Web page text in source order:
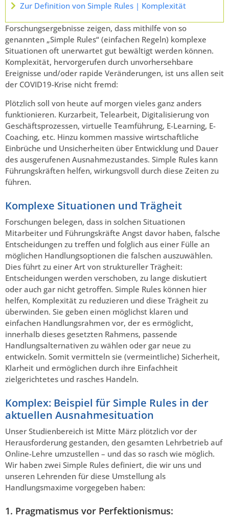
Zur Definition von Simple Rules | Komplexität
Forschungsergebnisse zeigen, dass mithilfe von so
genannten „Simple Rules“ (einfachen Regeln) komplexe
Situationen oft unerwartet gut bewältigt werden können.
Komplexität, hervorgerufen durch unvorhersehbare
Ereignisse und/oder rapide Veränderungen, ist uns allen seit
der COVID19-Krise nicht fremd:
Plötzlich soll von heute auf morgen vieles ganz anders
funktionieren. Kurzarbeit, Telearbeit, Digitalisierung von
Geschäftsprozessen, virtuelle Teamführung, E-Learning, E-
Coaching, etc. Hinzu kommen massive wirtschaftliche
Einbrüche und Unsicherheiten über Entwicklung und Dauer
des ausgerufenen Ausnahmezustandes. Simple Rules kann
Führungskräften helfen, wirkungsvoll durch diese Zeiten zu
führen.
Komplexe Situationen und Trägheit
Forschungen belegen, dass in solchen Situationen
Mitarbeiter und Führungskräfte Angst davor haben, falsche
Entscheidungen zu treffen und folglich aus einer Fülle an
möglichen Handlungsoptionen die falschen auszuwählen.
Dies führt zu einer Art von struktureller Trägheit:
Entscheidungen werden verschoben, zu lange diskutiert
oder auch gar nicht getroffen. Simple Rules können hier
helfen, Komplexität zu reduzieren und diese Trägheit zu
überwinden. Sie geben einen möglichst klaren und
einfachen Handlungsrahmen vor, der es ermöglicht,
innerhalb dieses gesetzten Rahmens, passende
Handlungsalternativen zu wählen oder gar neue zu
entwickeln. Somit vermitteln sie (vermeintliche) Sicherheit,
Klarheit und ermöglichen durch ihre Einfachheit
zielgerichtetes und rasches Handeln.
Komplex: Beispiel für Simple Rules in der
aktuellen Ausnahmesituation
Unser Studienbereich ist Mitte März plötzlich vor der
Herausforderung gestanden, den gesamten Lehrbetrieb auf
Online-Lehre umzustellen – und das so rasch wie möglich.
Wir haben zwei Simple Rules definiert, die wir uns und
unseren Lehrenden für diese Umstellung als
Handlungsmaxime vorgegeben haben:
1. Pragmatismus vor Perfektionismus: